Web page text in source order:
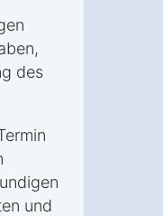
des
und